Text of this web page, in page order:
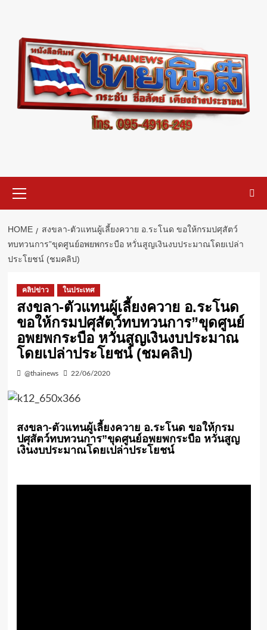
content
Menu
HOME
สงขลา-ตัวแทนผู้เลี้ยงควาย อ.ระโนด ขอให้กรมปศุสัตว์
ทบทวนการ”ขุดศูนย์อพยพกระบือ หวั่นสูญเงินงบประมาณโดยเปล่า
ประโยชน์ (ชมคลิป)
คลิปข่าว ในประเทศ
สงขลา-ตัวแทนผู้เลี้ยงควาย อ.ระโนด
ขอให้กรมปศุสัตว์ทบทวนการ”ขุดศูนย์
อพยพกระบือ หวั่นสูญเงินงบประมาณ
โดยเปล่าประโยชน์ (ชมคลิป)
@thainews 22/06/2020
สงขลา-ตัวแทนผู้เลี้ยงควาย อ.ระโนด ขอให้กรม
ปศุสัตว์ทบทวนการ”ขุดศูนย์อพยพกระบือ หวั่นสูญ
เงินงบประมาณโดยเปล่าประโยชน์